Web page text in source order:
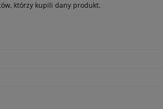
którzy kupili dany produkt.